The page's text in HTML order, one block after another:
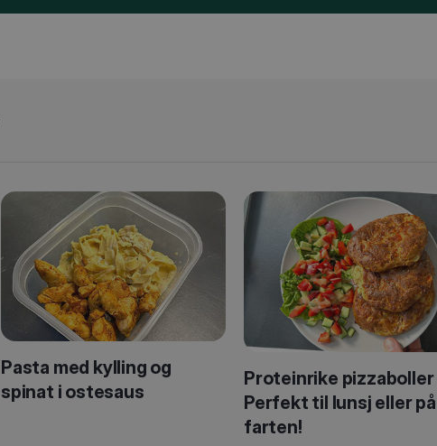
Pasta med kylling og
spinat i ostesaus
Proteinrike pizzaboller
Perfekt til lunsj eller på
farten!